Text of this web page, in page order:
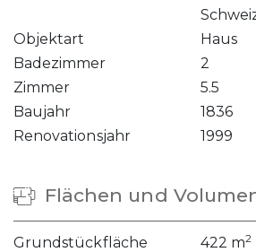
Objektart
Haus
Badezimmer
2
Zimmer
5.5
Baujahr
1836
Renovationsjahr
1999
Flächen und
Grundstückfläche 422 m2